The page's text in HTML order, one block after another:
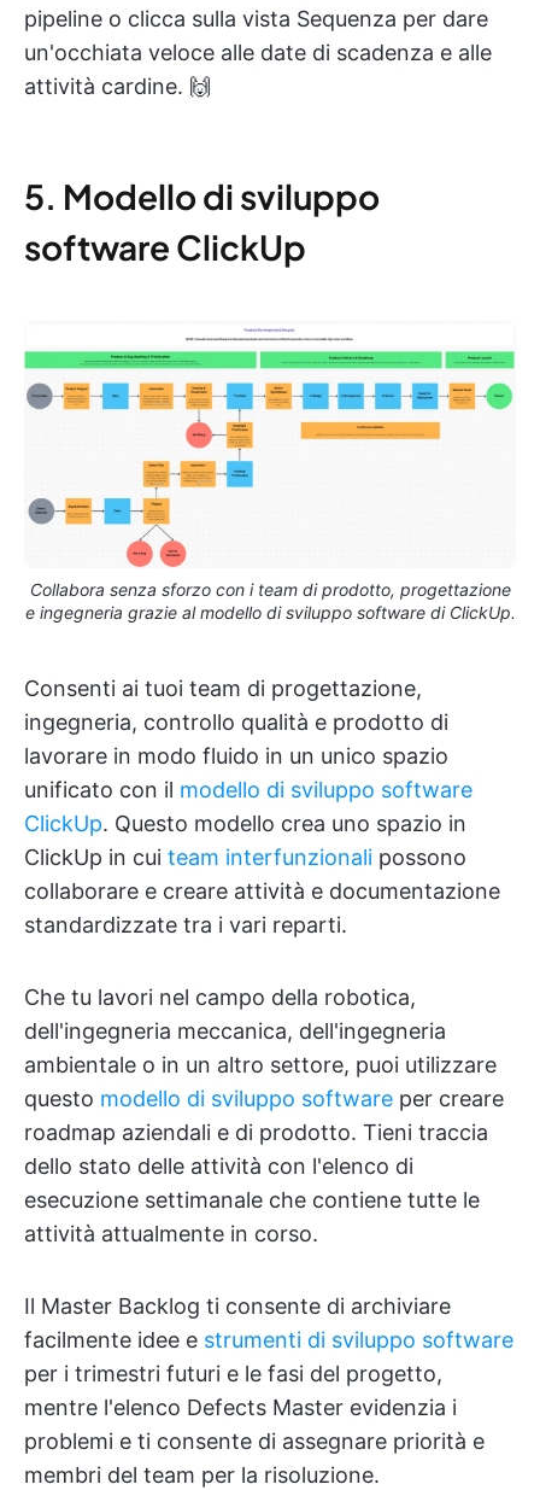
pipeline o clicca sulla vista Sequenza per dare
un'occhiata veloce alle date di scadenza e alle
attività cardine. 🙌
5. Modello di sviluppo
software ClickUp
Collabora senza sforzo con i team di prodotto, progettazione
e ingegneria grazie al modello di sviluppo software di ClickUp.
Consenti ai tuoi team di progettazione,
ingegneria, controllo qualità e prodotto di
lavorare in modo fluido in un unico spazio
unificato con il modello di sviluppo software
ClickUp. Questo modello crea uno spazio in
ClickUp in cui team interfunzionali possono
collaborare e creare attività e documentazione
standardizzate tra i vari reparti.
Che tu lavori nel campo della robotica,
dell'ingegneria meccanica, dell'ingegneria
ambientale o in un altro settore, puoi utilizzare
questo modello di sviluppo software per creare
roadmap aziendali e di prodotto. Tieni traccia
dello stato delle attività con l'elenco di
esecuzione settimanale che contiene tutte le
attività attualmente in corso.
Il Master Backlog ti consente di archiviare
facilmente idee e strumenti di sviluppo software
per i trimestri futuri e le fasi del progetto,
mentre l'elenco Defects Master evidenzia i
problemi e ti consente di assegnare priorità e
membri del team per la risoluzione.